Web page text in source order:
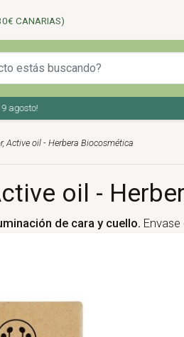
CANARIAS)
Active oil - Herbera Biocosmética
oil -
de cara y cuello.